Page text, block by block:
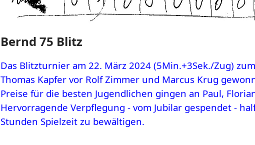
Bernd 75 Blitz
Das Blitzturnier am 22. März 2024 (5Min.+3Sek./Zug)
Thomas Kapfer vor Rolf Zimmer und Marcus Krug
Preise für die besten Jugendlichen gingen an Paul,
Hervorragende Verpflegung - vom Jubilar gespendet -
Stunden Spielzeit zu bewältigen.